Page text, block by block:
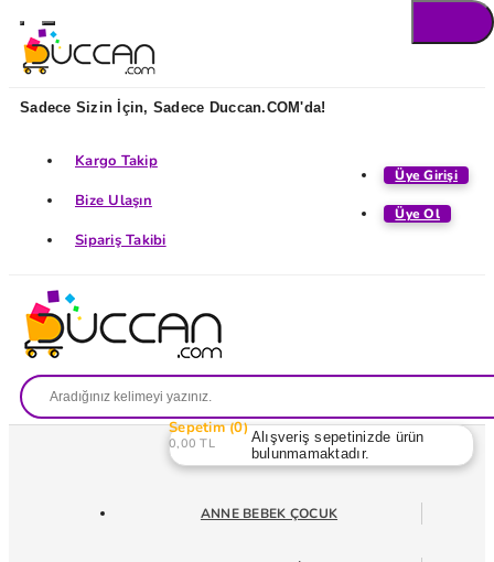
Sadece Sizin İçin, Sadece Duccan.COM'da!
Üye Girişi
Üye Ol
Kargo Takip
Bize Ulaşın
Sipariş Takibi
Sepetim 0
0,00 TL
Alışveriş sepetinizde ürün
bulunmamaktadır.
ANNE BEBEK ÇOCUK